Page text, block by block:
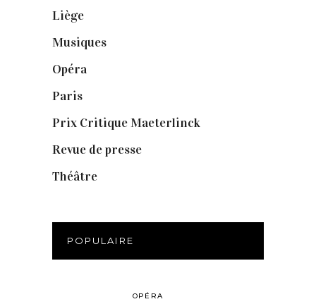
Liège
Musiques
Opéra
Paris
Prix Critique Maeterlinck
Revue de presse
Théâtre
POPULAIRE
OPÉRA